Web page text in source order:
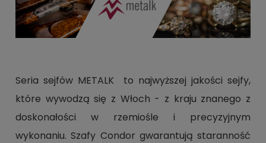
Seria sejfów METALK to najwyższej jakości sejfy,
które wywodzą się z Włoch - z kraju znanego z
doskonałości w rzemiośle i precyzyjnym
wykonaniu. Szafy Condor gwarantują staranność